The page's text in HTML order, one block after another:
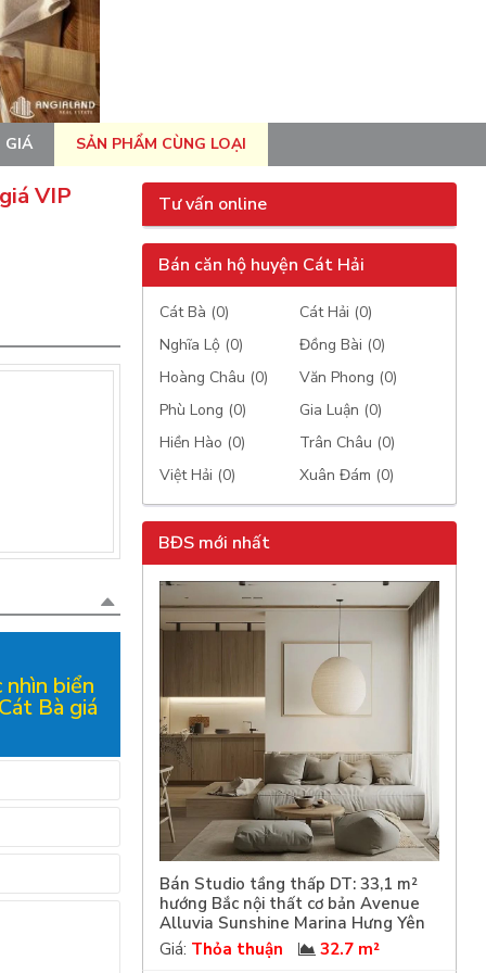
GIÁ SẢN PHẨM CÙNG LOẠI
VIP
biển
Bà giá
Tư vấn online
Bán căn hộ huyện Cát Hải
Cát Bà (0)
Cát Hải (0)
Nghĩa Lộ (0)
Đồng Bài (0)
Hoàng Châu (0)
Văn Phong (0)
Phù Long (0)
Gia Luận (0)
Hiền Hào (0)
Trân Châu (0)
Việt Hải (0)
Xuân Đám (0)
BĐS mới nhất
Bán Studio tầng thấp DT: 33,1 m²
hướng Bắc nội thất cơ bản Avenue
Alluvia Sunshine Marina Hưng Yên
Giá: Thỏa thuận 32.7 m²